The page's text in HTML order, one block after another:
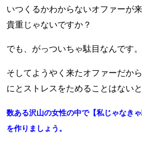
いつくるかわからないオファーが
貴重じゃないですか？
でも、がっついちゃ駄目なんです。
そしてようやく来たオファーだか
にとストレスをためることはないと
数ある沢山の女性の中で【私じゃなき
を作りましょう。